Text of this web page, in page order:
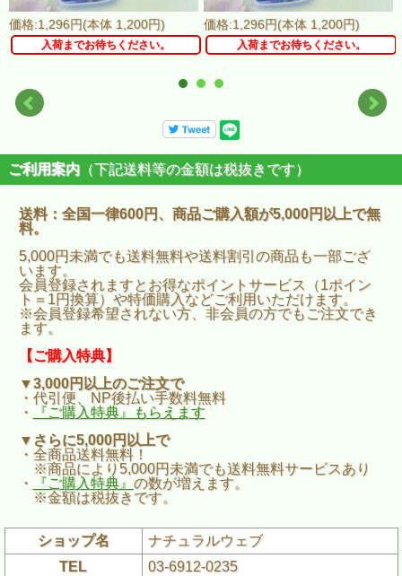
価格:1,296円(本体 1,200円)
入荷までお待ちください。
価格:1,296円(本体 1,200円)
入荷までお待ちください。
ご利用案内 （下記送料等の金額は税抜きです）
送料：全国一律600円、商品ご購入額が5,000円以上で無
料。
5,000円未満でも送料無料や送料割引の商品も一部ござ
います。
会員登録されますとお得なポイントサービス（1ポイン
ト＝1円換算）や特価購入などご利用いただけます。
※会員登録希望されない方、非会員の方でもご注文でき
ます。
【ご購入特典】
▼3,000円以上のご注文で
・代引便、NP後払い手数料無料
・
『ご購入特典』もらえます
▼さらに5,000円以上で
・全商品送料無料！
※商品により5,000円未満でも送料無料サービスあり
・
『ご購入特典』 の数が増えます。
※金額は税抜きです。
ショップ名
ナチュラルウェブ
TEL
03-6912-0235